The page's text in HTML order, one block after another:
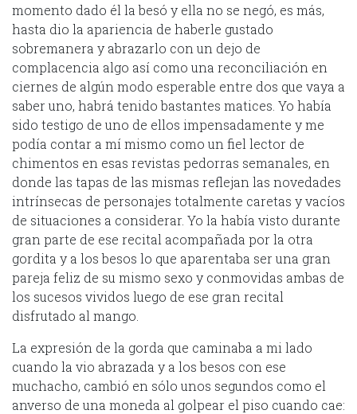
momento dado él la besó y ella no se negó, es más,
hasta dio la apariencia de haberle gustado
sobremanera y abrazarlo con un dejo de
complacencia algo así como una reconciliación en
ciernes de algún modo esperable entre dos que vaya a
saber uno, habrá tenido bastantes matices. Yo había
sido testigo de uno de ellos impensadamente y me
podía contar a mí mismo como un fiel lector de
chimentos en esas revistas pedorras semanales, en
donde las tapas de las mismas reflejan las novedades
intrínsecas de personajes totalmente caretas y vacíos
de situaciones a considerar. Yo la había visto durante
gran parte de ese recital acompañada por la otra
gordita y a los besos lo que aparentaba ser una gran
pareja feliz de su mismo sexo y conmovidas ambas de
los sucesos vividos luego de ese gran recital
disfrutado al mango.
La expresión de la gorda que caminaba a mi lado
cuando la vio abrazada y a los besos con ese
muchacho, cambió en sólo unos segundos como el
anverso de una moneda al golpear el piso cuando cae: